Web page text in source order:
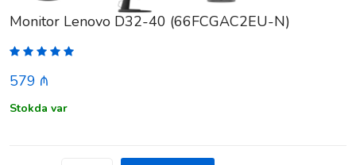
Monitor Lenovo D32-40 (66FCGAC2EU-N)
579 ₼
Stokda var